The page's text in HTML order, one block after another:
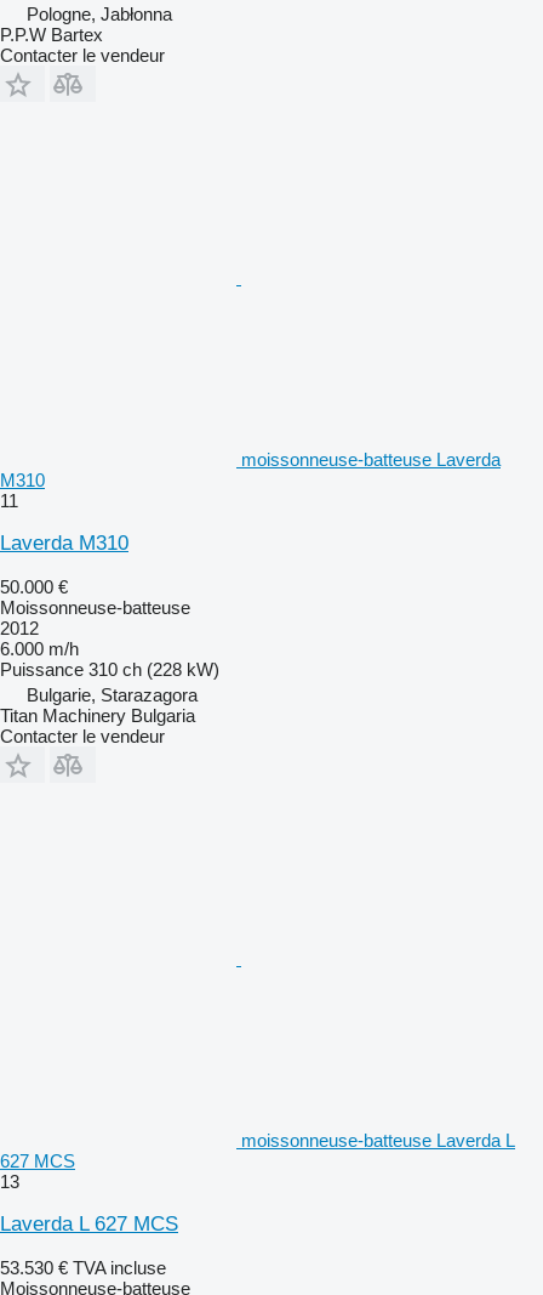
Pologne, Jabłonna
P.P.W Bartex
Contacter le vendeur
moissonneuse-batteuse Laverda
M310
11
Laverda M310
50.000 €
Moissonneuse-batteuse
2012
6.000 m/h
Puissance 310 ch (228 kW)
Bulgarie, Starazagora
Titan Machinery Bulgaria
Contacter le vendeur
moissonneuse-batteuse Laverda L
627 MCS
13
Laverda L 627 MCS
53.530 € TVA incluse
Moissonneuse-batteuse